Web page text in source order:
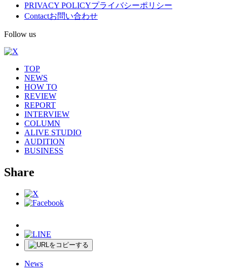
PRIVACY POLICYプライバシーポリシー
Contactお問い合わせ
Follow us
TOP
NEWS
HOW TO
REVIEW
REPORT
INTERVIEW
COLUMN
ALIVE STUDIO
AUDITION
BUSINESS
Share
News